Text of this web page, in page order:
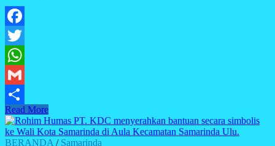
Facebook
Twitter
WhatsApp
Gmail
Share
20.000
PAKET
BERAS
DI
Read More
BERANDA / Samarinda